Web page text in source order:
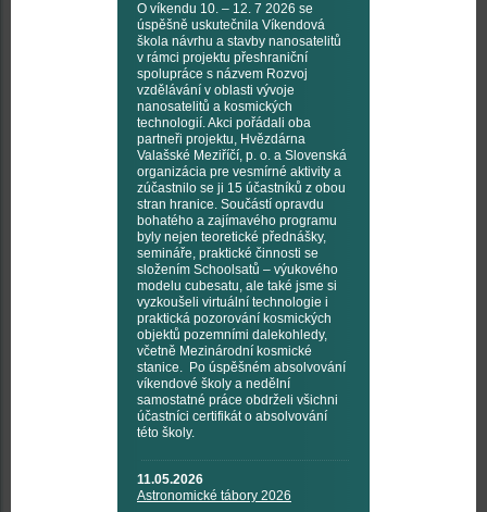
O víkendu 10. – 12. 7 2026 se
úspěšně uskutečnila Víkendová
škola návrhu a stavby nanosatelitů
v rámci projektu přeshraniční
spolupráce s názvem Rozvoj
vzdělávání v oblasti vývoje
nanosatelitů a kosmických
technologií. Akci pořádali oba
partneři projektu, Hvězdárna
Valašské Meziříčí, p. o. a Slovenská
organizácia pre vesmírné aktivity a
zúčastnilo se ji 15 účastníků z obou
stran hranice. Součástí opravdu
bohatého a zajímavého programu
byly nejen teoretické přednášky,
semináře, praktické činnosti se
složením Schoolsatů – výukového
modelu cubesatu, ale také jsme si
vyzkoušeli virtuální technologie i
praktická pozorování kosmických
objektů pozemními dalekohledy,
včetně Mezinárodní kosmické
stanice. Po úspěšném absolvování
víkendové školy a nedělní
samostatné práce obdrželi všichni
účastníci certifikát o absolvování
této školy.
11.05.2026
Astronomické tábory 2026